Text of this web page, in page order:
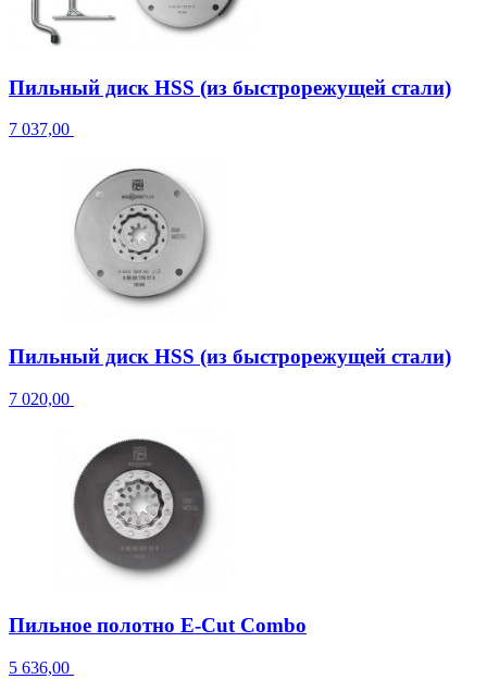
Пильный диск HSS (из быстрорежущей стали)
7 037,00
Пильный диск HSS (из быстрорежущей стали)
7 020,00
Пильное полотно E-Cut Combo
5 636,00